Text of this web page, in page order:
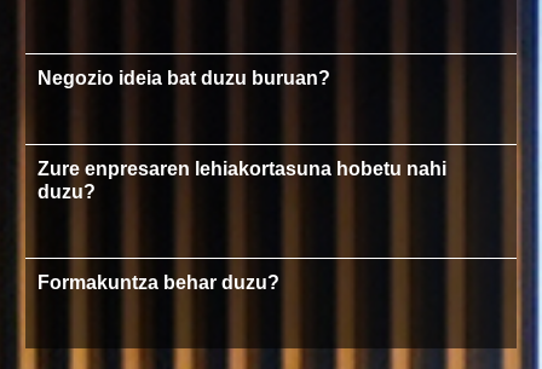
Negozio ideia bat duzu buruan?
Zure enpresaren lehiakortasuna hobetu nahi
duzu?
Formakuntza behar duzu?